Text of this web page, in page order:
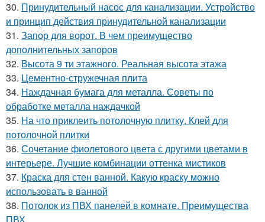
30. Принудительный насос для канализации. Устройство
и принцип действия принудительной канализации
31. Запор для ворот. В чем преимущество
дополнительных запоров
32. Высота 9 ти этажного. Реальная высота этажа
33. Цементно-стружечная плита
34. Наждачная бумага для металла. Советы по
обработке металла наждачкой
35. На что приклеить потолочную плитку. Клей для
потолочной плитки
36. Сочетание фиолетового цвета с другими цветами в
интерьере. Лучшие комбинации оттенка мистиков
37. Краска для стен ванной. Какую краску можно
использовать в ванной
38. Потолок из ПВХ панелей в комнате. Преимущества